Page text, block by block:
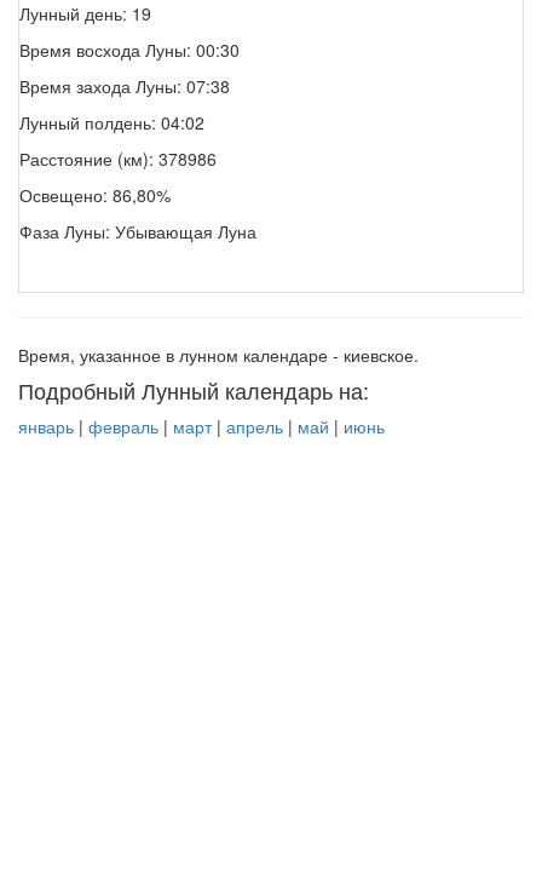
Лунный день: 19
Время восхода Луны: 00:30
Время захода Луны: 07:38
Лунный полдень: 04:02
Расстояние (км): 378986
Освещено: 86,80%
Фаза Луны: Убывающая Луна
Время, указанное в лунном календаре - киевское.
Подробный Лунный календарь на:
январь | февраль | март| апрель | май | июнь